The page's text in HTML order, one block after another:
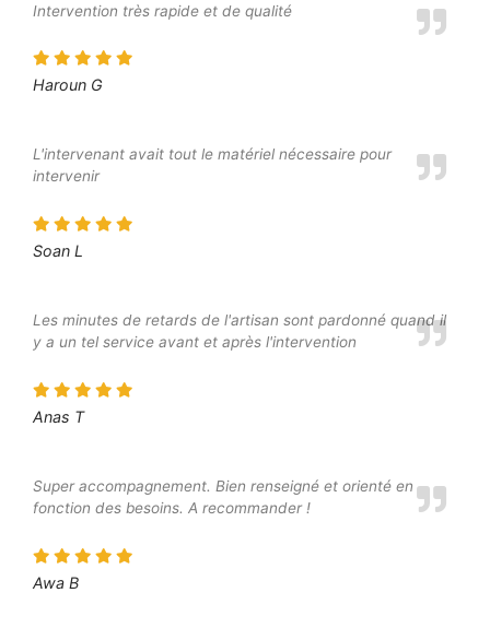
Intervention très rapide et de qualité
Haroun G
L'intervenant avait tout le matériel nécessaire pour
intervenir
Soan L
Les minutes de retards de l'artisan sont pardonné quand il
y a un tel service avant et après l'intervention
Anas T
Super accompagnement. Bien renseigné et orienté en
fonction des besoins. A recommander !
Awa B